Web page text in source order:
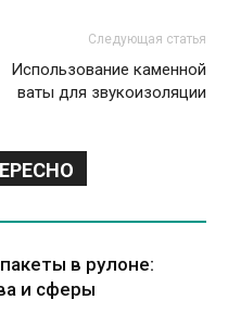
Следующая статья
Использование каменной
ваты для звукоизоляции
в рулоне:
и сферы